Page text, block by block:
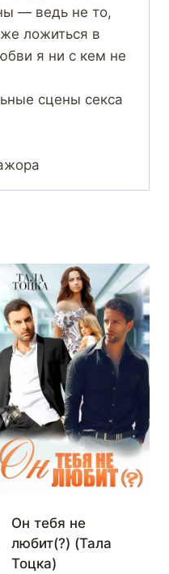
— ведь не то,
ложиться в
я ни с кем не
сцены секса
Он тебя не
любит(?) (Тала
Тоцка)